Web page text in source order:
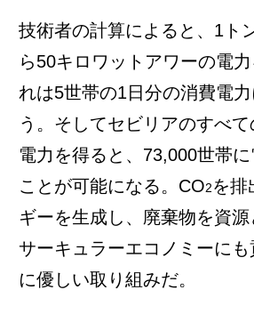
技術者の計算によると、1ト
ら50キロワットアワーの電
れは5世帯の1日分の消費電
う。そしてセビリアのすべ
電力を得ると、73,000世帯
ことが可能になる。CO2 を排
ギーを生成し、廃棄物を資
サーキュラーエコノミーに
に優しい取り組みだ。